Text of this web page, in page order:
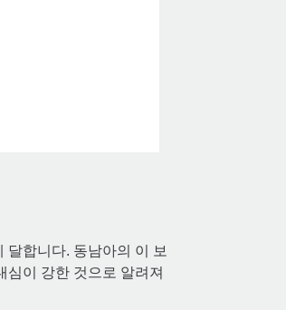
달합니다. 동남아의 이 보
심이 강한 것으로 알려져